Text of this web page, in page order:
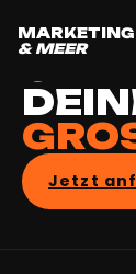
MARKETING
& MEER
Jetzt